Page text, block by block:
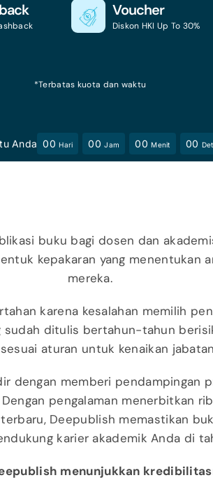
Voucher
Diskon HKI Up To 30%
*Terbatas kuota dan waktu
Anda 00 Hari 00 Jam 00 Menit 00
buku bagi dosen dan
kepakaran yang menentukan
mereka.
karena kesalahan memilih
sudah ditulis bertahun-tahun
aturan untuk kenaikan
dengan memberi pendampingan
pengalaman menerbitkan
Deepublish memastikan
karier akademik Anda di
menunjukkan